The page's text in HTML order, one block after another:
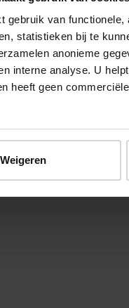
gebruik van
statistieken bij te
anonieme
interne analyse. U
heeft geen
Weigeren
Nederland